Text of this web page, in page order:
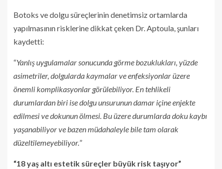
Botoks ve dolgu süreçlerinin denetimsiz ortamlarda
yapılmasının risklerine dikkat çeken Dr. Aptoula, şunları
kaydetti:
“Yanlış uygulamalar sonucunda görme bozuklukları, yüzde
asimetriler, dolgularda kaymalar ve enfeksiyonlar üzere
önemli komplikasyonlar görülebiliyor. En tehlikeli
durumlardan biri ise dolgu unsurunun damar içine enjekte
edilmesi ve dokunun ölmesi. Bu üzere durumlarda doku kaybı
yaşanabiliyor ve bazen müdahaleyle bile tam olarak
düzeltilemeyebiliyor.”
“18 yaş altı estetik süreçler büyük risk taşıyor”